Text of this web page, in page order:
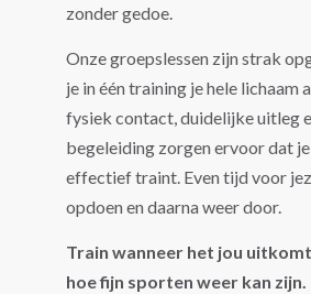
zonder gedoe.
Onze groepslessen zijn strak
je in één training je hele lichaam
fysiek contact, duidelijke uitleg
begeleiding zorgen ervoor dat
effectief traint. Even tijd voor
opdoen en daarna weer door.
Train wanneer het jou
hoe fijn sporten weer kan zijn.